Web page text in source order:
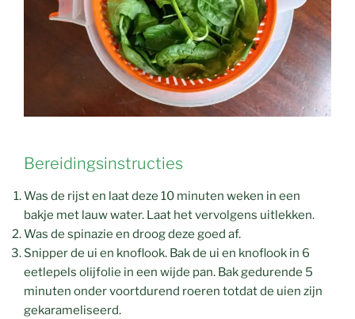
Bereidingsinstructies
Was de rijst en laat deze 10 minuten weken in een
bakje met lauw water. Laat het vervolgens uitlekken.
Was de spinazie en droog deze goed af.
Snipper de ui en knoflook. Bak de ui en knoflook in 6
eetlepels olijfolie in een wijde pan. Bak gedurende 5
minuten onder voortdurend roeren totdat de uien zijn
gekarameliseerd.